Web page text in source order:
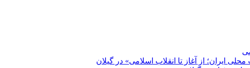
ایران؛ از آغاز تا انقلاب اسلامی» در گیلان